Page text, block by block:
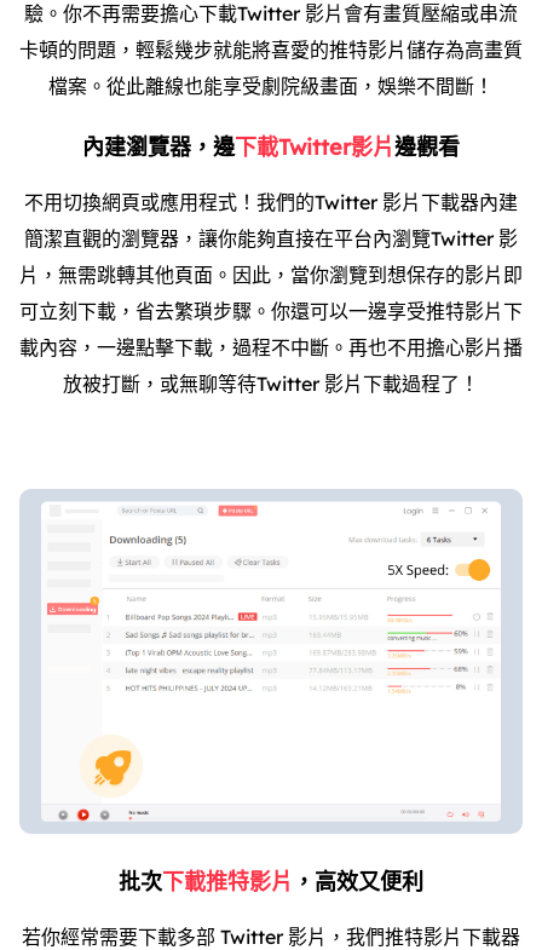
驗。你不再需要擔心下載Twitter 影片會有畫質壓縮或串流
卡頓的問題，輕鬆幾步就能將喜愛的推特影片儲存為高畫質
檔案。從此離線也能享受劇院級畫面，娛樂不間斷！
內建瀏覽器，邊下載Twitter影片邊觀看
不用切換網頁或應用程式！我們的Twitter 影片下載器內建
簡潔直觀的瀏覽器，讓你能夠直接在平台內瀏覽Twitter 影
片，無需跳轉其他頁面。因此，當你瀏覽到想保存的影片即
可立刻下載，省去繁瑣步驟。你還可以一邊享受推特影片下
載內容，一邊點擊下載，過程不中斷。再也不用擔心影片播
放被打斷，或無聊等待Twitter 影片下載過程了！
批次下載推特影片 ，高效又便利
若你經常需要下載多部 Twitter 影片，我們推特影片下載器